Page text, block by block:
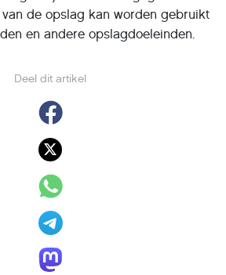
Deel dit artikel
de opslag kan worden gebruikt
en andere opslagdoeleinden.